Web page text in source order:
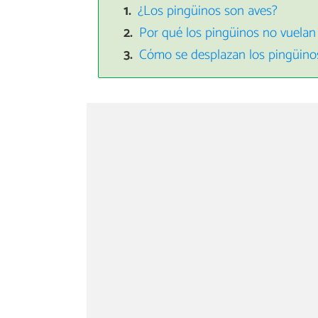
¿Los pingüinos son aves?
Por qué los pingüinos no vuelan
Cómo se desplazan los